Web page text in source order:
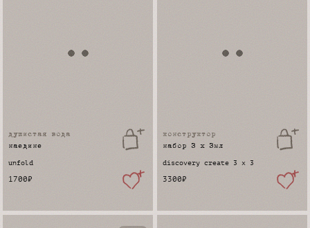
душистая вода
наедине
unfold
1700₽
конструктор
набор 3 x 3мл
discovery create 3 x 3
3300₽